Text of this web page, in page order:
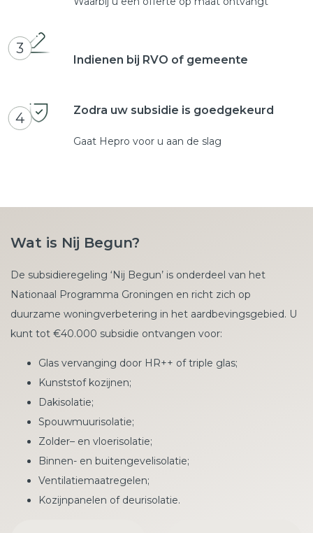
3
Indienen bij RVO of gemeente
4 Zodra uw subsidie is goedgekeurd
Gaat Hepro voor u aan de slag
Wat is Nij Begun?
De subsidieregeling ‘Nij Begun’ is onderdeel van het
Nationaal Programma Groningen en richt zich op
duurzame woningverbetering in het aardbevingsgebied. U
kunt tot €40.000 subsidie ontvangen voor:
Glas vervanging door HR++ of triple glas;
Kunststof kozijnen;
Dakisolatie;
Spouwmuurisolatie;
Zolder– en vloerisolatie;
Binnen- en buitengevelisolatie;
Ventilatiemaatregelen;
Kozijnpanelen of deurisolatie.